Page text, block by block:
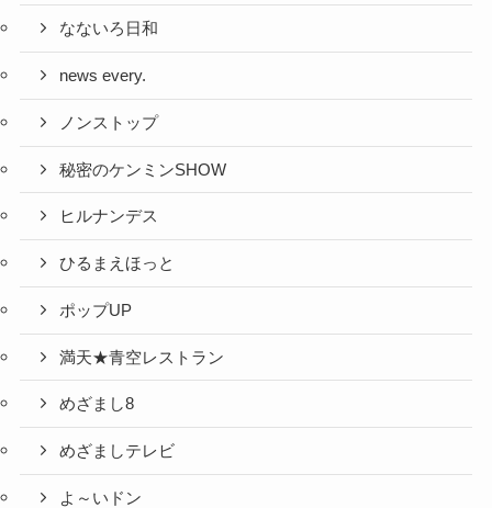
なないろ日和
news every.
ノンストップ
秘密のケンミンSHOW
ヒルナンデス
ひるまえほっと
ポップUP
満天★青空レストラン
めざまし8
めざましテレビ
よ～いドン